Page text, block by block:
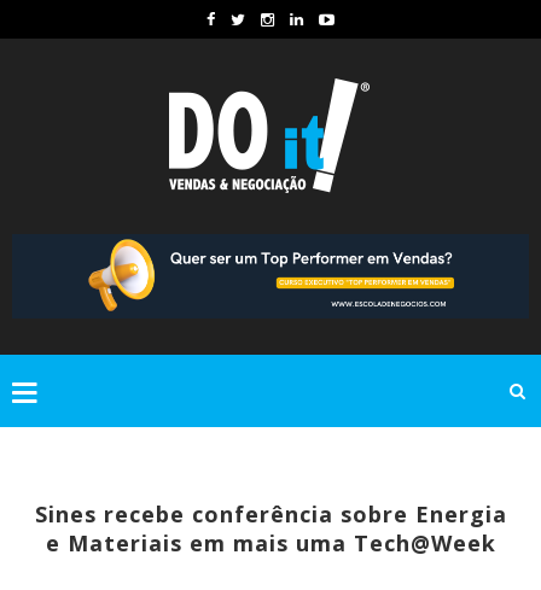
Sines recebe conferência sobre Energia
e Materiais em mais uma Tech@Week